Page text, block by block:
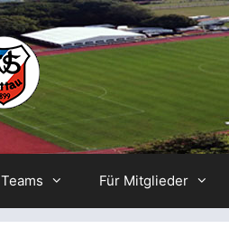
Teams Für Mitglieder